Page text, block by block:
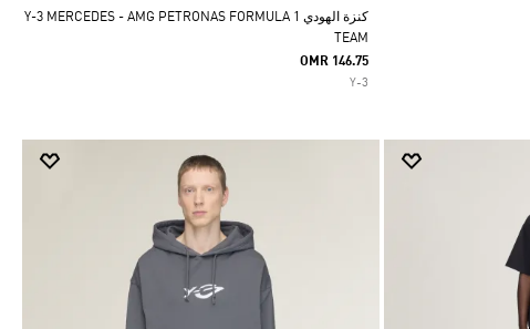
كنزة الهودي Y-3 MERCEDES - AMG PETRONAS FORMULA 1
TEAM
OMR 146.75
Y-3